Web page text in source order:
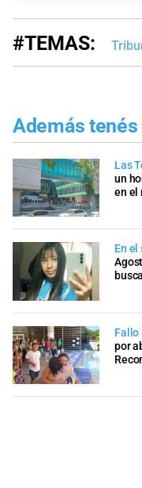
#TEMAS:
Además
Las
un
en el
En el
Fallo
por